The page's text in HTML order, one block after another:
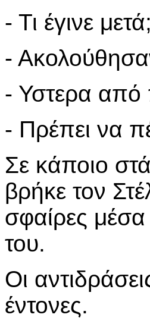
- Τι έγινε μετά;
-
- Υστερα
- Πρέπει να
Σε κάποιο
βρήκε τον
σφαίρες
του.
Οι
έντονες.